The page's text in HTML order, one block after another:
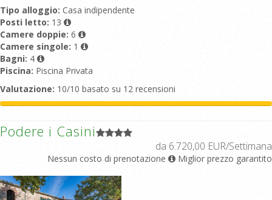
Tipo alloggio: Casa indipendente
Posti letto: 13
Camere doppie: 6
Camere singole: 1
Bagni: 4
Piscina: Piscina Privata
Valutazione: 10/10 basato su 12 recensioni
Podere i Casini
da 6.720,00 EUR/Settimana
Nessun costo di prenotazione Miglior prezzo garantito